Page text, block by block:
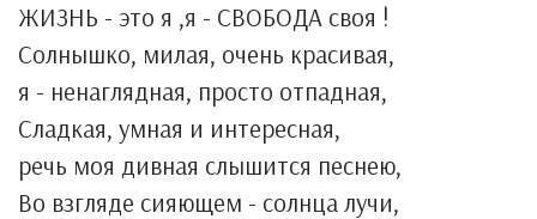
ЖИЗНЬ - это я ,я - СВОБОДА своя !
Солнышко, милая, очень красивая,
я - ненаглядная, просто отпадная,
Сладкая, умная и интересная,
речь моя дивная слышится песнею,
Во взгляде сияющем - солнца лучи,